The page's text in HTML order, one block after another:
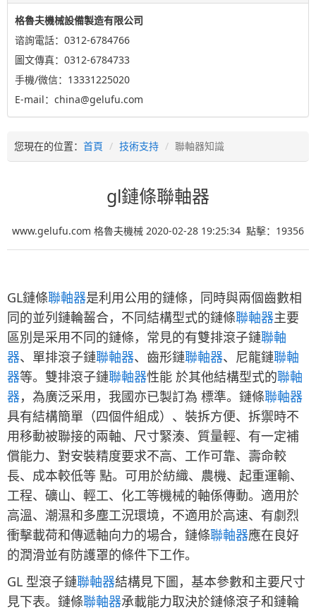
格魯夫機械設備製造有限公司
谘詢電話：0312-6784766
圖文傳真：0312-6784733
手機/微信：13331225020
E-mail：china@gelufu.com
您現在的位置： 首頁 技術支持 聯軸器知識
gl鏈條聯軸器
www.gelufu.com 格魯夫機械 2020-02-28 19:25:34 點擊： 19356
GL鏈條聯軸器是利用公用的鏈條，同時與兩個齒數相
同的並列鏈輪齧合，不同結構型式的鏈條聯軸器主要
區別是采用不同的鏈條，常見的有雙排滾子鏈聯軸
器、單排滾子鏈聯軸器、齒形鏈聯軸器、尼龍鏈聯軸
器等。雙排滾子鏈聯軸器性能 於其他結構型式的聯軸
器，為廣泛采用，我國亦已製訂為 標準。鏈條聯軸器
具有結構簡單（四個件組成）、裝拆方便、拆禦時不
用移動被聯接的兩軸、尺寸緊湊、質量輕、有一定補
償能力、對安裝精度要求不高、工作可靠、壽命較
長、成本較低等 點。可用於紡織、農機、起重運輸、
工程、礦山、輕工、化工等機械的軸係傳動。適用於
高溫、潮濕和多塵工況環境，不適用於高速、有劇烈
衝擊載荷和傳遞軸向力的場合，鏈條聯軸器應在良好
的潤滑並有防護罩的條件下工作。
GL 型滾子鏈聯軸器結構見下圖，基本參數和主要尺寸
見下表。鏈條聯軸器承載能力取決於鏈條滾子和鏈輪